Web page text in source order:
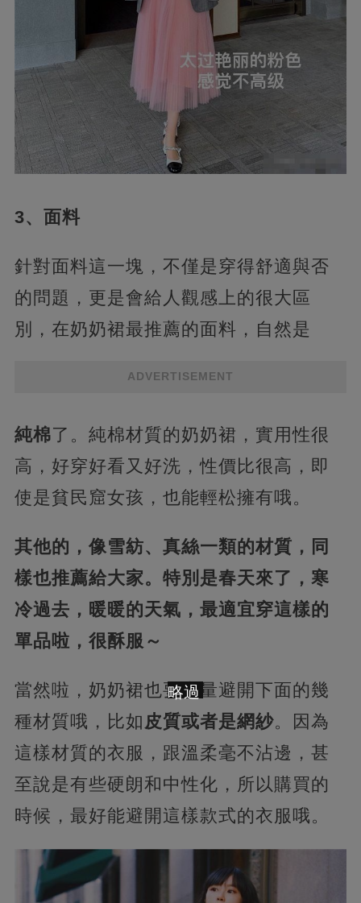
3、面料
針對面料這一塊，不僅是穿得舒適與否
的問題，更是會給人觀感上的很大區
別，在奶奶裙最推薦的面料，自然是
ADVERTISEMENT
純棉了。純棉材質的奶奶裙，實用性很
高，好穿好看又好洗，性價比很高，即
使是貧民窟女孩，也能輕松擁有哦。
其他的，像雪紡、真絲一類的材質，同
樣也推薦給大家。特別是春天來了，寒
冷過去，暖暖的天氣，最適宜穿這樣的
單品啦，很酥服～
當然啦，奶奶裙也要盡量避開下面的幾
種材質哦，比如 皮質或者是網紗。因為
這樣材質的衣服，跟溫柔毫不沾邊，甚
至說是有些硬朗和中性化，所以購買的
時候，最好能避開這樣款式的衣服哦。
略過